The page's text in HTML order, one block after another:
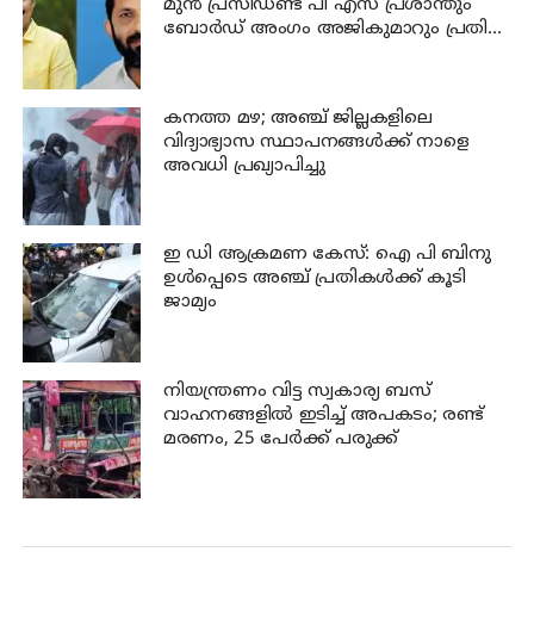
മുന്‍ പ്രസിഡണ്ട് പി എസ് പ്രശാന്തും
ബോര്‍ഡ് അംഗം അജികുമാറും പ്രതി
കനത്ത മഴ; അഞ്ച്‌ ജില്ലകളിലെ
വിദ്യാഭ്യാസ സ്ഥാപനങ്ങള്‍ക്ക് നാളെ
അവധി പ്രഖ്യാപിച്ചു
ഇ ഡി ആക്രമണ കേസ്: ഐ പി ബിനു
ഉള്‍പ്പെടെ അഞ്ച് പ്രതികള്‍ക്ക് കൂടി
ജാമ്യം
നിയന്ത്രണം വിട്ട സ്വകാര്യ ബസ്
വാഹനങ്ങളില്‍ ഇടിച്ച് അപകടം; രണ്ട്
മരണം, 25 പേർക്ക് പരുക്ക്